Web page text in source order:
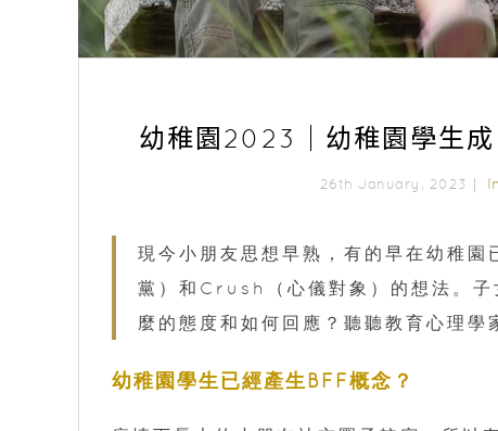
幼稚園2023｜幼稚園學生
26th January, 2023｜ In
現今小朋友思想早熟，有的早在幼
黨）和Crush（心儀對象）的想法。
麼的態度和如何回應？聽聽教育心理
幼稚園學生已經產生BFF概念？